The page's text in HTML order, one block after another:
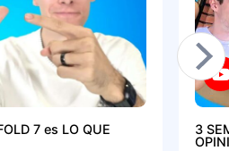
7 es LO QUE
3